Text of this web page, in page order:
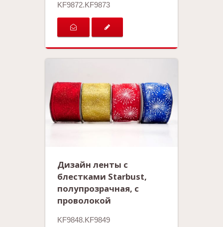
KF9872.KF9873
Дизайн ленты с
блестками Starbust,
полупрозрачная, с
проволокой
KF9848.KF9849